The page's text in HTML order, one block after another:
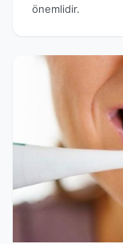
önemlidir.